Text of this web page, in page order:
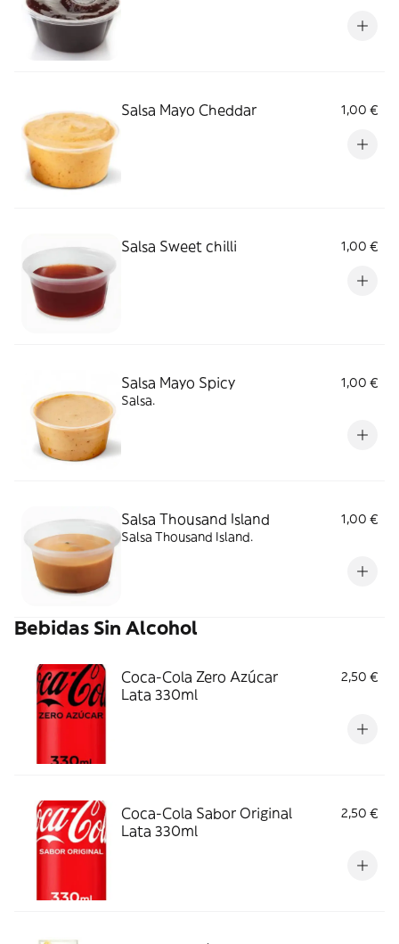
Salsa Mayo Cheddar 1,00 €
Salsa Sweet chilli 1,00 €
Salsa Mayo Spicy
1,00 €
Salsa.
Salsa Thousand Island
1,00 €
Salsa Thousand Island.
Bebidas Sin Alcohol
Coca-Cola Zero Azúcar
Lata 330ml
2,50 €
Coca-Cola Sabor Original
Lata 330ml
2,50 €